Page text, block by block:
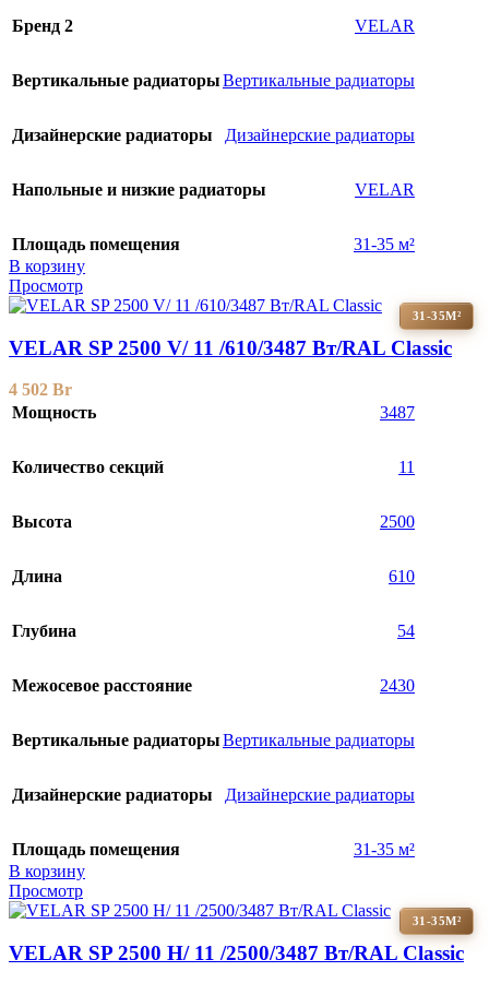
Бренд 2 VELAR
Вертикальные радиаторыВертикальные радиаторы
Дизайнерские радиаторы Дизайнерские радиаторы
Напольные и низкие радиаторы VELAR
Площадь помещения
31-35 м²
В корзину
Просмотр
31-35М²
VELAR SP 2500 V/ 11 /610/3487 Вт/RAL Classic
4 502 Br
Мощность
3487
Количество секций 11
Высота 2500
Длина 610
Глубина 54
Межосевое расстояние 2430
Вертикальные радиаторыВертикальные радиаторы
Дизайнерские радиаторы Дизайнерские радиаторы
Площадь помещения
31-35 м²
В корзину
Просмотр
31-35М²
VELAR SP 2500 H/ 11 /2500/3487 Вт/RAL Classic